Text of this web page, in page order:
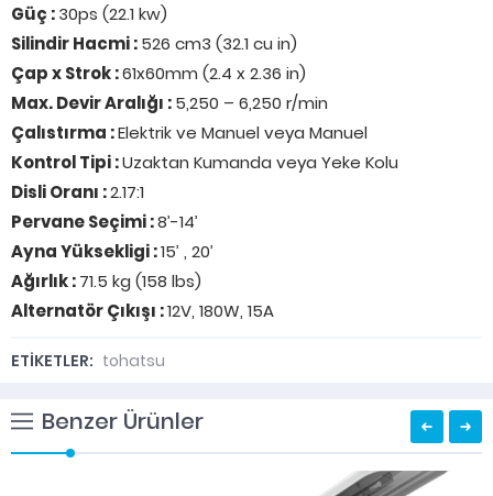
Güç :30ps (22.1 kw)
Silindir Hacmi :526 cm3 (32.1 cu in)
Çap x Strok :61x60mm (2.4 x 2.36 in)
Max. Devir Aralığı :5,250 – 6,250 r/min
Çalıstırma :Elektrik ve Manuel veya Manuel
Kontrol Tipi :Uzaktan Kumanda veya Yeke Kolu
Disli Oranı :2.17:1
Pervane Seçimi :8’-14’
Ayna Yüksekligi :15’ , 20’
Ağırlık :71.5 kg (158 lbs)
Alternatör Çıkışı :12V, 180W, 15A
ETİKETLER: tohatsu
Benzer Ürünler